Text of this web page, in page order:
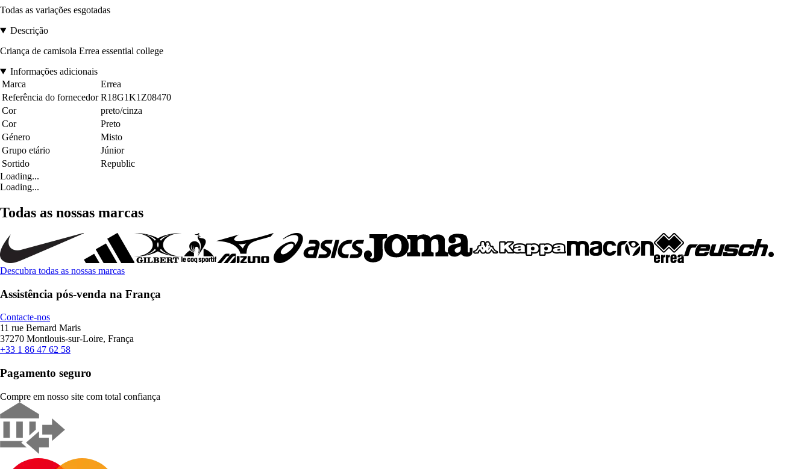
Todas as variações esgotadas
Descrição
Criança de camisola Errea essential college
Informações adicionais
Marca
Errea
Referência do fornecedor R18G1K1Z08470
Cor
preto/cinza
Cor
Preto
Género
Misto
Grupo etário
Júnior
Sortido
Republic
Loading...
Loading...
Todas as nossas marcas
Descubra todas as nossas marcas
Assistência pós-venda na França
Contacte-nos
11 rue Bernard Maris
37270 Montlouis-sur-Loire, França
+33 1 86 47 62 58
Pagamento seguro
Compre em nosso site com total confiança